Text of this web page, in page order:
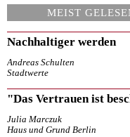
MEIST
Nachhaltiger werden
Andreas Schulten
Stadtwerte
"Das Vertrauen ist
Julia Marczuk
Haus und Grund Berlin